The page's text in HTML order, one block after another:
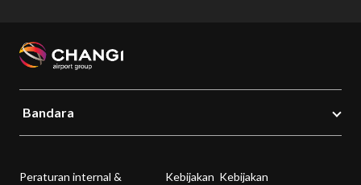
Bandara
Peraturan internal &
Kebijakan Kebijakan